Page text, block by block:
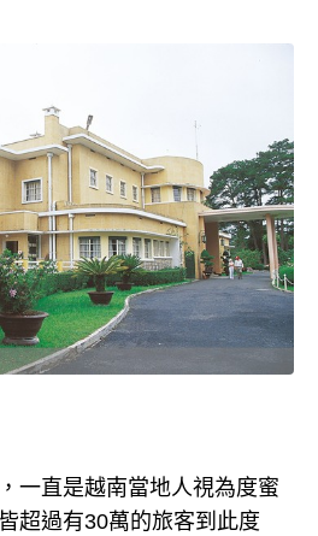
一直是越南當地人視為度蜜
超過有30萬的旅客到此度